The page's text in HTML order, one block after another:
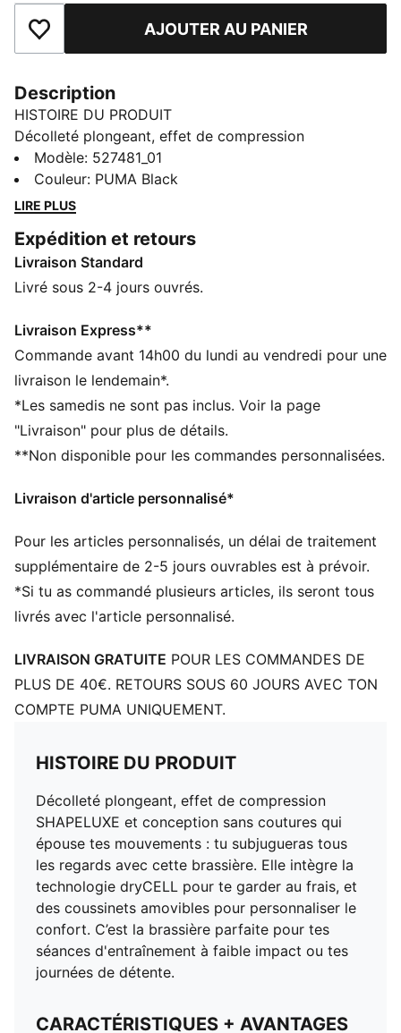
Ajouter aux favorisAJOUTER AU PANIER
Description
HISTOIRE DU PRODUIT
Décolleté plongeant, effet de compression
SHAPELUXE et conception sans coutures qui épouse
tes mouvements : tu subjugueras tous les regards
avec cette brassière. Elle intègre la technologie
amovibles pour personnaliser le confort. C’est la
brassière parfaite pour tes séances d'entraînement à
faible impact ou tes journées de détente.
dryCELL : la technologie PUMA évacue l’humidité du
corps pour te protéger de la transpiration pendant tes
activités
recyclés
DÉTAILS
Coupe : Moulante
Coupe plongeante
Maintien : pour les activités à faible impact
Modèle: 527481_01
Couleur: PUMA Black
LIRE PLUS
Expédition et retours
Livraison Standard
Livré sous 2-4 jours ouvrés.
Livraison Express**
Commande avant 14h00 du lundi au vendredi pour une
livraison le lendemain*.
*Les samedis ne sont pas inclus. Voir la page
"Livraison" pour plus de détails.
**Non disponible pour les commandes personnalisées.
Livraison d'article personnalisé*
Pour les articles personnalisés, un délai de traitement
supplémentaire de 2-5 jours ouvrables est à prévoir.
*Si tu as commandé plusieurs articles, ils seront tous
livrés avec l'article personnalisé.
LIVRAISON GRATUITE POUR LES COMMANDES DE
PLUS DE 40€. RETOURS SOUS 60 JOURS AVEC TON
COMPTE PUMA UNIQUEMENT.
HISTOIRE DU PRODUIT
Décolleté plongeant, effet de compression
SHAPELUXE et conception sans coutures qui
épouse tes mouvements : tu subjugueras tous
les regards avec cette brassière. Elle intègre la
technologie dryCELL pour te garder au frais, et
des coussinets amovibles pour personnaliser le
confort. C’est la brassière parfaite pour tes
séances d'entraînement à faible impact ou tes
journées de détente.
CARACTÉRISTIQUES + AVANTAGES